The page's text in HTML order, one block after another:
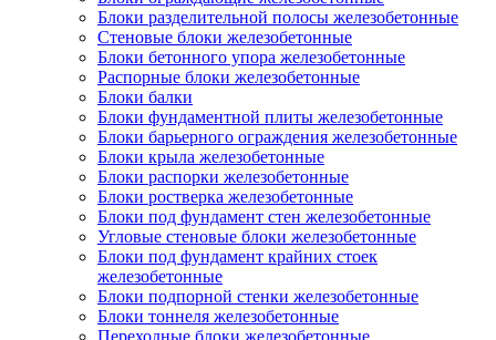
Блоки разделительной полосы железобетонные
Стеновые блоки железобетонные
Блоки бетонного упора железобетонные
Распорные блоки железобетонные
Блоки балки
Блоки фундаментной плиты железобетонные
Блоки барьерного ограждения железобетонные
Блоки крыла железобетонные
Блоки распорки железобетонные
Блоки ростверка железобетонные
Блоки под фундамент стен железобетонные
Угловые стеновые блоки железобетонные
Блоки под фундамент крайних стоек
железобетонные
Блоки подпорной стенки железобетонные
Блоки тоннеля железобетонные
Переходные блоки железобетонные